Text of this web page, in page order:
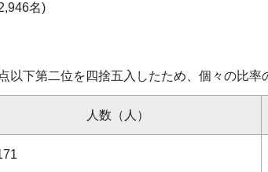
名)
以下第二位を四捨五入したため、個々の比
人数（人）